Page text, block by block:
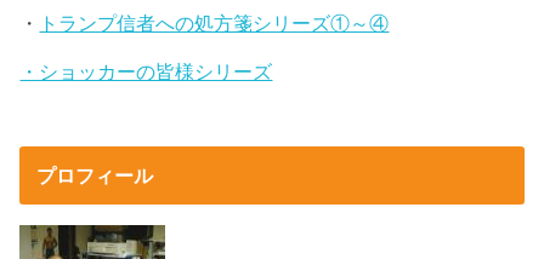
・ トランプ信者への処方箋シリーズ①～④
・ショッカーの皆様シリーズ
プロフィール